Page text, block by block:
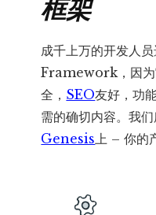
框架
成千上万的开发人员
Framework，因为
全， SEO友好，功
需的确切内容。我
Genesis上 – 你的